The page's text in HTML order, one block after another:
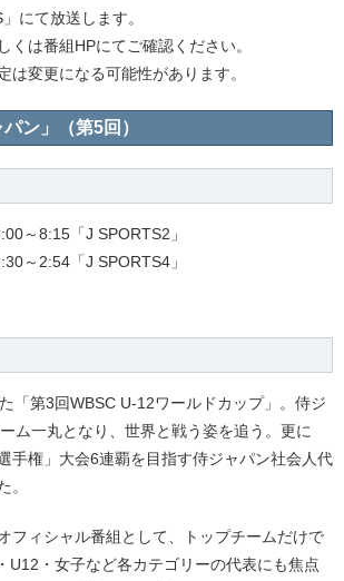
にて放送します。
は番組HPにてご確認ください。
変更になる可能性があります。
ン」（第5回）
～8:15「J SPORTS2」
～2:54「J SPORTS4」
「第3回WBSC U-12ワールドカップ」。侍ジ
ム一丸となり、世界と戦う姿を追う。更に
手権」大会6連覇を目指す侍ジャパン社会人代
。
フィシャル番組として、トップチームだけで
U12・女子など各カテゴリーの代表にも焦点